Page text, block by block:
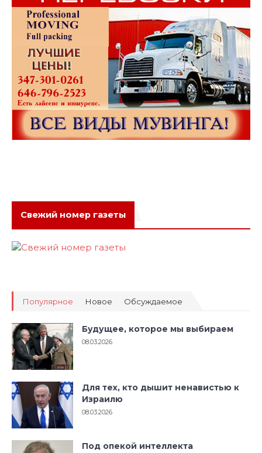
Свежий номер газеты
Популярное Новое Обсуждаемое
Будущее, которое мы выбираем
08.03.2026
Для тех, кто дышит ненавистью к
Израилю
08.03.2026
Под опекой интеллекта